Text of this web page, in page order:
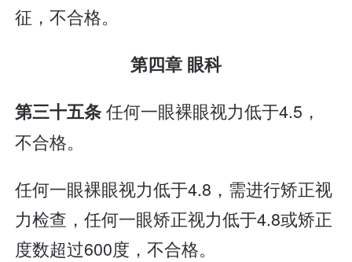
征，不合格。
第四章 眼科
第三十五条任何一眼裸眼视力低于4.5，
不合格。
任何一眼裸眼视力低于4.8，需进行矫正视
力检查，任何一眼矫正视力低于4.8或矫正
度数超过600度，不合格。